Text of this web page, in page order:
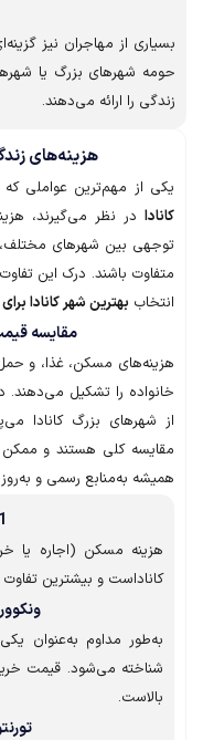
از مهاجران نیز گزینه‌ای
شهرهای بزرگ یا شهرهای
را ارائه می‌دهند.
هزینه‌های زندگی در
مهم‌ترین عواملی که
در نظر می‌گیرند، هزینه است.
بین شهرهای مختلف، به‌ویژه
باشند. درک این تفاوت‌ها برای
بهترین شهر کانادا برای زندگی
مقایسه قیمت
مسکن، غذا، و حمل‌ونقل
را تشکیل می‌دهند. در ادامه
بزرگ کانادا
کلی هستند و ممکن است با
به‌منابع رسمی و به‌روز مراجعه
مسکن (اجاره یا خرید)
و بیشترین تفاوت را بین
مداوم به‌عنوان یکی از
می‌شود. قیمت خرید و اجاره